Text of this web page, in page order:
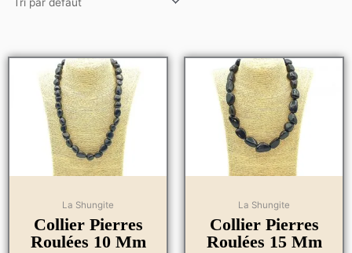
La Shungite
Collier Pierres
Roulées 10 Mm
La Shungite
Collier Pierres
Roulées 15 Mm